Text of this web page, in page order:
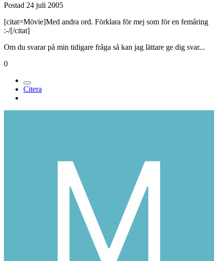
Postad 24 juli 2005
[citat=Mövie]Med andra ord. Förklara för mej som för en femåring
:-/[/citat]
Om du svarar på min tidigare fråga så kan jag lättare ge dig svar...
0
Citera